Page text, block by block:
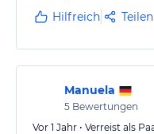
Hilfreich Teilen
Manuela
5 Bewertungen
Vor 1 Jahr • Verreist als